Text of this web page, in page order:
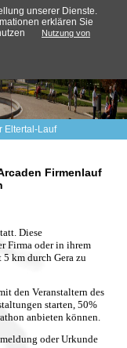
Eltertal-Lauf
Firmenlauf
Diese
Firma oder in ihrem
km durch Gera zu
den Veranstaltern des
starten, 50%
anbieten können.
oder Urkunde
unserer Dienste.
erklären Sie
Nutzung von